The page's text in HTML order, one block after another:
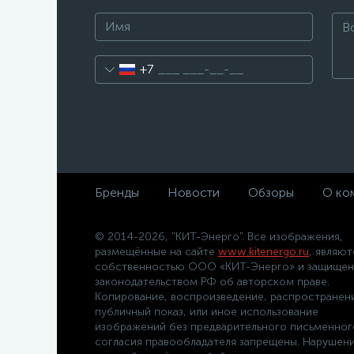
+7
Бренды Новости Обзоры О
© 2014-2026, "КИТ-Энерго". Все изображения,
размещённые на сайте www.kitenergo.ru,
собственностью ООО «КИТ-Энерго» и
законодательством РФ об авторском праве.
Копирование, воспроизведение,
публичный показ, или иное использование
изображений без предварительного
согласия правообладателя запрещены.